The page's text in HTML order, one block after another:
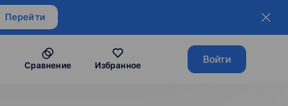
Перейти
Сравнение Избранное
Войти